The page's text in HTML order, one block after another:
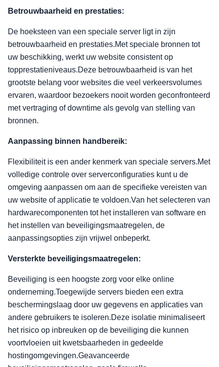
Betrouwbaarheid en prestaties:
De hoeksteen van een speciale server ligt in zijn
betrouwbaarheid en prestaties.Met speciale bronnen tot
uw beschikking, werkt uw website consistent op
topprestatieniveaus.Deze betrouwbaarheid is van het
grootste belang voor websites die veel verkeersvolumes
ervaren, waardoor bezoekers nooit worden geconfronteerd
met vertraging of downtime als gevolg van stelling van
bronnen.
Aanpassing binnen handbereik:
Flexibiliteit is een ander kenmerk van speciale servers.Met
volledige controle over serverconfiguraties kunt u de
omgeving aanpassen om aan de specifieke vereisten van
uw website of applicatie te voldoen.Van het selecteren van
hardwarecomponenten tot het installeren van software en
het instellen van beveiligingsmaatregelen, de
aanpassingsopties zijn vrijwel onbeperkt.
Versterkte beveiligingsmaatregelen:
Beveiliging is een hoogste zorg voor elke online
onderneming.Toegewijde servers bieden een extra
beschermingslaag door uw gegevens en applicaties van
andere gebruikers te isoleren.Deze isolatie minimaliseert
het risico op inbreuken op de beveiliging die kunnen
voortvloeien uit kwetsbaarheden in gedeelde
hostingomgevingen.Geavanceerde